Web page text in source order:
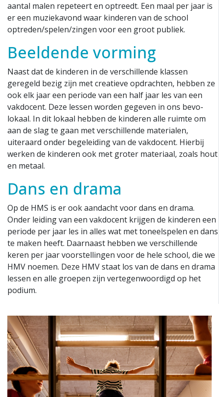
aantal malen repeteert en optreedt. Een maal per jaar is
er een muziekavond waar kinderen van de school
optreden/spelen/zingen voor een groot publiek.
Beeldende vorming
Naast dat de kinderen in de verschillende klassen
geregeld bezig zijn met creatieve opdrachten, hebben ze
ook elk jaar een periode van een half jaar les van een
vakdocent. Deze lessen worden gegeven in ons bevo-
lokaal. In dit lokaal hebben de kinderen alle ruimte om
aan de slag te gaan met verschillende materialen,
uiteraard onder begeleiding van de vakdocent. Hierbij
werken de kinderen ook met groter materiaal, zoals hout
en metaal.
Dans en drama
Op de HMS is er ook aandacht voor dans en drama.
Onder leiding van een vakdocent krijgen de kinderen een
periode per jaar les in alles wat met toneelspelen en dans
te maken heeft. Daarnaast hebben we verschillende
keren per jaar voorstellingen voor de hele school, die we
HMV noemen. Deze HMV staat los van de dans en drama
lessen en alle groepen zijn vertegenwoordigd op het
podium.